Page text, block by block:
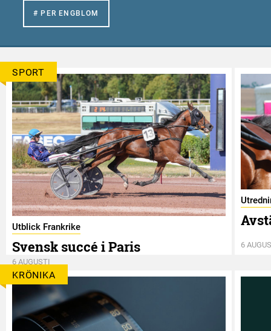
# PER ENGBLOM
SPORT
Utblick Frankrike
Svensk succé i Paris
6 AUGUSTI
6
KRÖNIKA